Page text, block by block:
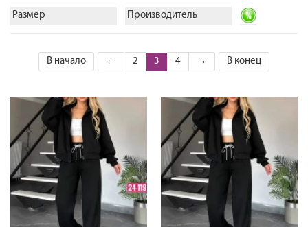
Размер Производитель
В начало ← 2 3 4 → В конец